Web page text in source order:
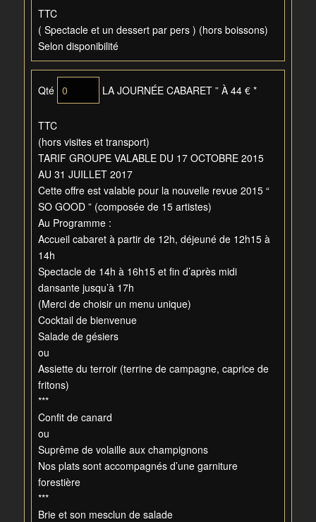
TTC
( Spectacle et un dessert par pers ) (hors boissons)
Selon disponibilité
Qté LA JOURNÉE CABARET ” À 44 € *
TTC
(hors visites et transport)
TARIF GROUPE VALABLE DU 17 OCTOBRE 2015
AU 31 JUILLET 2017
Cette offre est valable pour la nouvelle revue 2015 “
SO GOOD ” (composée de 15 artistes)
Au Programme :
Accueil cabaret à partir de 12h, déjeuné de 12h15 à
14h
Spectacle de 14h à 16h15 et fin d’après midi
dansante jusqu’à 17h
(Merci de choisir un menu unique)
Cocktail de bienvenue
Salade de gésiers
ou
Assiette du terroir (terrine de campagne, caprice de
fritons)
***
Confit de canard
ou
Suprême de volaille aux champignons
Nos plats sont accompagnés d’une garniture
forestière
***
Brie et son mesclun de salade